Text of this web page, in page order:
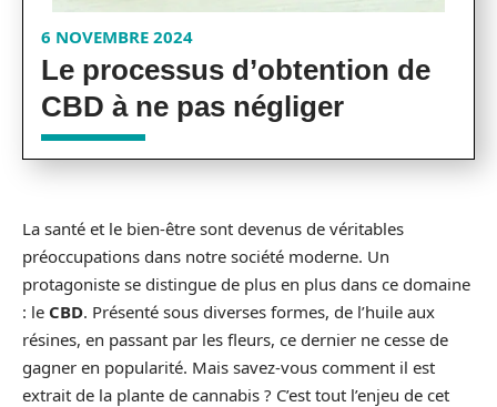
6 NOVEMBRE 2024
Le processus d’obtention de
CBD à ne pas négliger
La santé et le bien-être sont devenus de véritables
préoccupations dans notre société moderne. Un
protagoniste se distingue de plus en plus dans ce domaine
: le CBD. Présenté sous diverses formes, de l’huile aux
résines, en passant par les fleurs, ce dernier ne cesse de
gagner en popularité. Mais savez-vous comment il est
extrait de la plante de cannabis ? C’est tout l’enjeu de cet